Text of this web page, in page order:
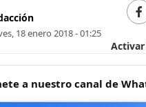
18 enero 2018 - 01:25
a nuestro canal de